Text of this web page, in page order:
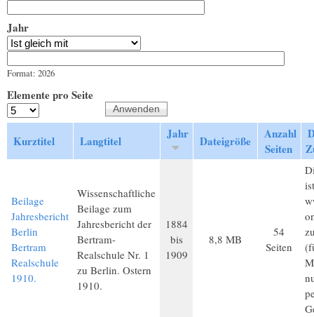
Jahr
Format: 2026
Elemente pro Seite
Kurztitel Langtitel Jahr Dateigröße
Anzahl
Seiten
Beilage
Jahresbericht
Berlin
Bertram
Realschule
1910.
Wissenschaftliche
Beilage zum
Jahresbericht der
Bertram-
Realschule Nr. 1
zu Berlin. Ostern
1910.
1884
bis
1909
8,8 MB
54
Seiten